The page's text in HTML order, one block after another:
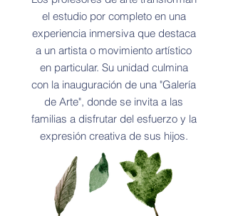
el estudio por completo en una
experiencia inmersiva que destaca
a un artista o movimiento artístico
en particular. Su unidad culmina
con la inauguración de una "Galería
de Arte", donde se invita a las
familias a disfrutar del esfuerzo y la
expresión creativa de sus hijos.